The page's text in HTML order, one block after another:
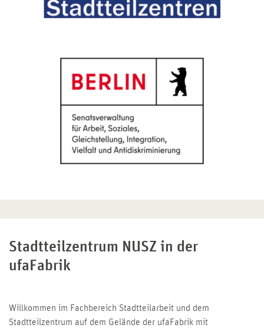
Stadtteilzentrum NUSZ in der
ufaFabrik
Willkommen im Fachbereich Stadtteilarbeit und dem
Stadtteilzentrum auf dem Gelände der ufaFabrik mit